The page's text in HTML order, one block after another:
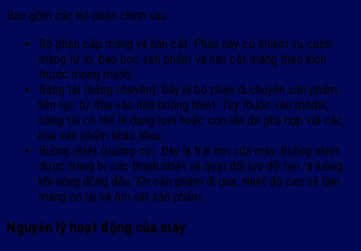
Bao gồm các bộ phận chính sau:
Bộ phận cấp màng và hàn cắt: Phần này có nhiệm vụ cuộn
màng từ lô, bao bọc sản phẩm và hàn cắt màng theo kích
thước mong muốn.
Băng tải (băng chuyền): Đây là bộ phận di chuyển sản phẩm
liên tục từ đầu vào đến buồng nhiệt. Tùy thuộc vào model,
băng tải có thể là dạng lưới hoặc con lăn để phù hợp với các
loại sản phẩm khác nhau.
Buồng nhiệt (buồng co): Đây là trái tim của máy. Buồng nhiệt
được trang bị các thanh nhiệt và quạt đối lưu để tạo ra luồng
khí nóng đồng đều. Khi sản phẩm đi qua, nhiệt độ cao sẽ làm
màng co lại và ôm sát sản phẩm.
Nguyên lý hoạt động của máy